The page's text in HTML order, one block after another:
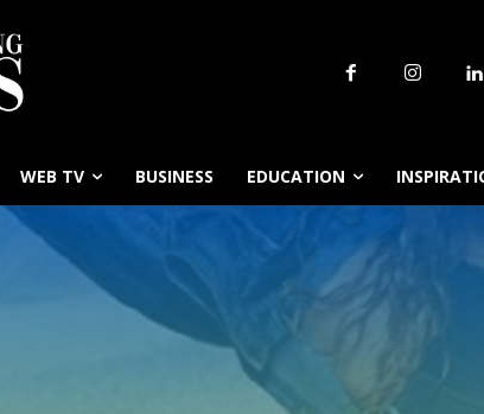
WEB TV BUSINESS EDUCATION